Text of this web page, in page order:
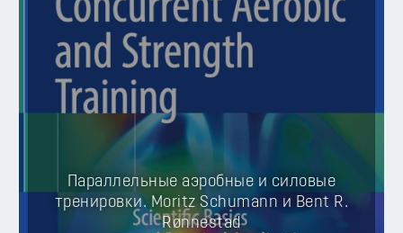
Параллельные аэробные и силовые
тренировки. Moritz Schumann и Bent R.
Rønnestad